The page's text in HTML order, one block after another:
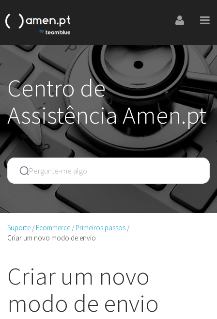
Centro de
Assistência Amen.pt
Suporte Ecommerce
Primeiros passos
Criar um novo modo de envio
Criar um novo
modo de envio